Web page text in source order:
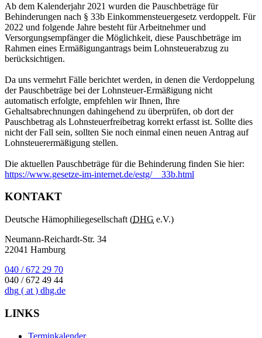
Ab dem Kalenderjahr 2021 wurden die Pauschbeträge für
Behinderungen nach § 33b Einkommensteuergesetz verdoppelt. Für
2022 und folgende Jahre besteht für Arbeitnehmer und
Versorgungsempfänger die Möglichkeit, diese Pauschbeträge im
Rahmen eines Ermäßigungantrags beim Lohnsteuerabzug zu
berücksichtigen.
Da uns vermehrt Fälle berichtet werden, in denen die Verdoppelung
der Pauschbeträge bei der Lohnsteuer-Ermäßigung nicht
automatisch erfolgte, empfehlen wir Ihnen, Ihre
Gehaltsabrechnungen dahingehend zu überprüfen, ob dort der
Pauschbetrag als Lohnsteuerfreibetrag korrekt erfasst ist. Sollte dies
nicht der Fall sein, sollten Sie noch einmal einen neuen Antrag auf
Lohnsteuerermäßigung stellen.
Die aktuellen Pauschbeträge für die Behinderung finden Sie hier:
https://www.gesetze-im-internet.de/estg/__33b.html
KONTAKT
Deutsche Hämophiliegesellschaft (DHG e.V.)
Neumann-Reichardt-Str. 34
22041 Hamburg
040 / 672 29 70
040 / 672 49 44
dhg ( at ) dhg.de
LINKS
Terminkalender